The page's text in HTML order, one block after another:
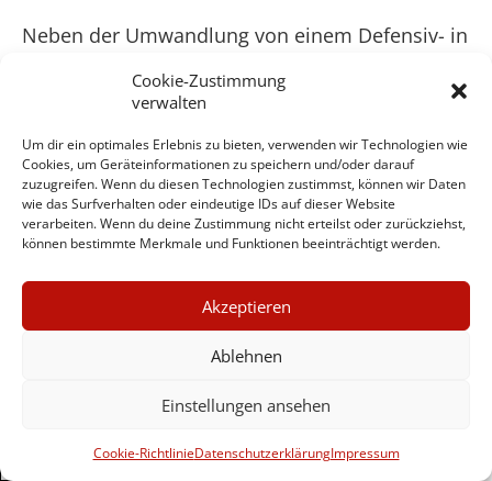
Cookie-Zustimmung
verwalten
Um dir ein optimales Erlebnis zu bieten, verwenden wir Technologien wie
Cookies, um Geräteinformationen zu speichern und/oder darauf
zuzugreifen. Wenn du diesen Technologien zustimmst, können wir Daten
wie das Surfverhalten oder eindeutige IDs auf dieser Website
verarbeiten. Wenn du deine Zustimmung nicht erteilst oder zurückziehst,
können bestimmte Merkmale und Funktionen beeinträchtigt werden.
Akzeptieren
Ablehnen
Einstellungen ansehen
Cookie-RichtlinieDatenschutzerklärungImpressum
Neben der Umwandlung von einem Defensiv- in
Einsätzen vollzog die NATO noch einen weiteren
entscheidenden Entwicklungsschritt: Sie
gründete im Jahr 1994 das Programm
Partnerschaft für den Frieden (PfP), das zum
zentralen Element der Osterweiterung wurde.
14
Angesichts außenpolitischer Schwäche
Russlands vergrößerte das Westbündnis sein
Territorium in mehreren Phasen, indem es
zunächst am 8. und 9. Juli 1997 in Madrid
entschied, den noch sechs Jahre zuvor zum
Warschauer Pakt gehörenden Staaten Polen,
Tschechien und Ungarn Beitrittsverhandlungen
anzubieten. Zwölf Tage vor Beginn der
Bombardierungen Jugoslawiens, am 12. März
×